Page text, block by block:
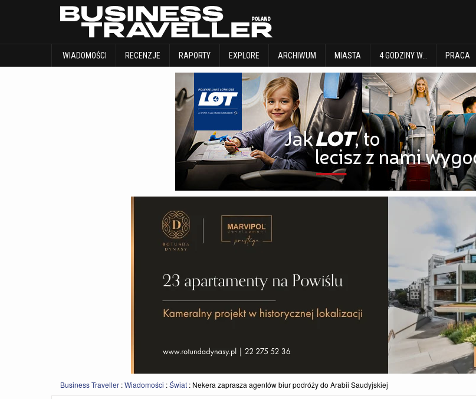
WIADOMOŚCI RECENZJE RAPORTY EXPLORE ARCHIWUM MIASTA 4 GODZINY W… PRACA
WIADOMOŚCI RECENZJE
Business Traveller :Wiadomości :Świat : Nekera zaprasza agentów biur podróży do Arabii Saudyjskiej